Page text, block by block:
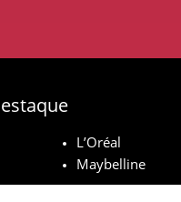
L’Oréal
Maybelline